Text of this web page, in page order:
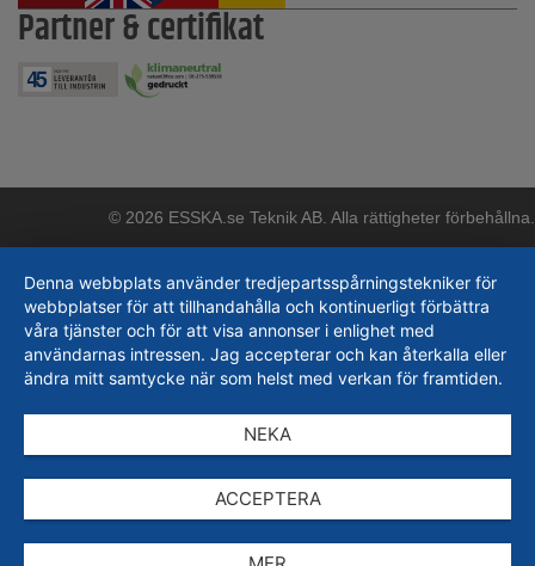
Partner & certifikat
© 2026 ESSKA.se Teknik AB. Alla rättigheter förbehållna.
Denna webbplats använder tredjepartsspårningstekniker för
webbplatser för att tillhandahålla och kontinuerligt förbättra
våra tjänster och för att visa annonser i enlighet med
användarnas intressen. Jag accepterar och kan återkalla eller
ändra mitt samtycke när som helst med verkan för framtiden.
NEKA
ACCEPTERA